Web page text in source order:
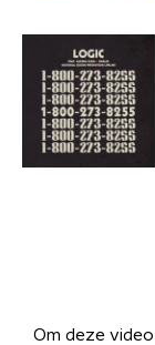
Om deze